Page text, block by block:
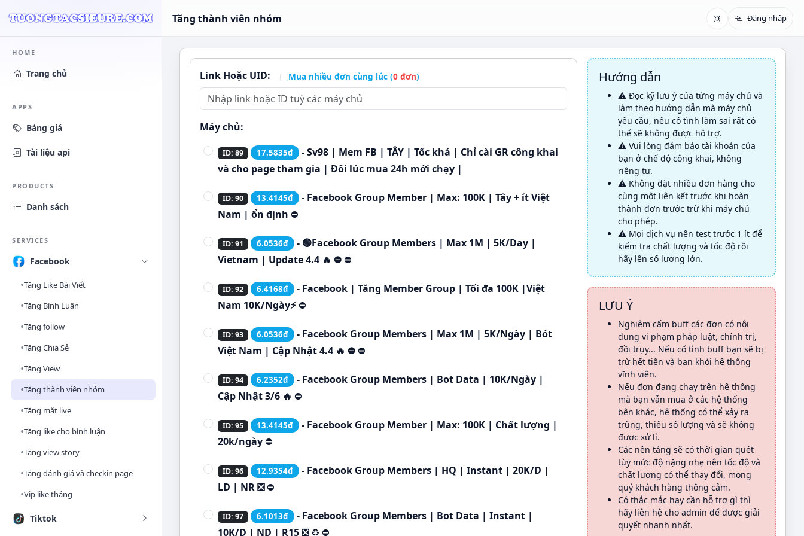
HOME
Trang chủ
APPS
Bảng giá
Tài liệu api
PRODUCTS
Danh sách
SERVICES
Facebook
•Tăng Like Bài Viết
•Tăng Bình Luận
•Tăng follow
•Tăng Chia Sẻ
•Tăng View
•Tăng thành viên nhóm
•Tăng mắt live
•Tăng like cho bình luận
•Tăng view story
•Tăng đánh giá và checkin page
•Vip like tháng
Tiktok
Tăng thành viên nhóm Đăng nhập
Link Hoặc UID: Mua nhiều đơn cùng lúc (0đơn)
Máy chủ:
ID: 89 17.5835đ
- Sv98 | Mem FB | TÂY | Tốc khá | Chỉ cài GR công khai
và cho page tham gia | Đôi lúc mua 24h mới chạy |
ID: 90 13.4145đ
- Facebook Group Member | Max: 100K | Tây + ít Việt
Nam | ổn định ⛔
ID: 91 6.0536đ
- 🟢Facebook Group Members | Max 1M | 5K/Day |
Vietnam | Update 4.4 🔥 ⛔⛔
ID: 92 6.4168đ
- Facebook | Tăng Member Group | Tối đa 100K |Việt
Nam 10K/Ngày⚡️⛔
ID: 93 6.0536đ
- Facebook Group Members | Max 1M | 5K/Ngày | Bót
Việt Nam | Cập Nhật 4.4 🔥 ⛔⛔
ID: 94 6.2352đ
- Facebook Group Members | Bot Data | 10K/Ngày |
Cập Nhật 3/6 🔥 ⛔
ID: 95 13.4145đ
- Facebook Group Member | Max: 100K | Chất lượng |
20k/ngày⛔
ID: 96 12.9354đ
- Facebook Group Members | HQ | Instant | 20K/D |
LD | NR ❎⛔
ID: 97 6.1013đ
- Facebook Group Members | Bot Data | Instant |
10K/D | ND | R15 ❎ ♻️ ⛔
Hướng dẫn
⚠️ Đọc kỹ lưu ý của từng máy chủ và
làm theo hướng dẫn mà máy chủ
yêu cầu, nếu cố tình làm sai rất có
thể sẽ không được hỗ trợ.
⚠️ Vui lòng đảm bảo tài khoản của
bạn ở chế độ công khai, không
riêng tư.
⚠️ Không đặt nhiều đơn hàng cho
cùng một liên kết trước khi hoàn
thành đơn trước trừ khi máy chủ
cho phép.
⚠️ Mọi dịch vụ nên test trước 1 ít để
kiểm tra chất lượng và tốc độ rồi
hãy lên số lượng lớn.
LƯU Ý
Nghiêm cấm buff các đơn có nội
dung vi phạm pháp luật, chính trị,
đồi trụy... Nếu cố tình buff bạn sẽ bị
trừ hết tiền và ban khỏi hệ thống
vĩnh viễn.
Nếu đơn đang chạy trên hệ thống
mà bạn vẫn mua ở các hệ thống
bên khác, hệ thống có thể xảy ra
trùng, thiếu số lượng và sẽ không
được xử lí.
Các nền tảng sẽ có thời gian quét
tùy mức độ nặng nhẹ nên tốc độ và
chất lượng có thể thay đổi, mong
quý khách hàng thông cảm.
Có thắc mắc hay cần hỗ trợ gì thì
hãy liên hệ cho admin để được giải
quyết nhanh nhất.